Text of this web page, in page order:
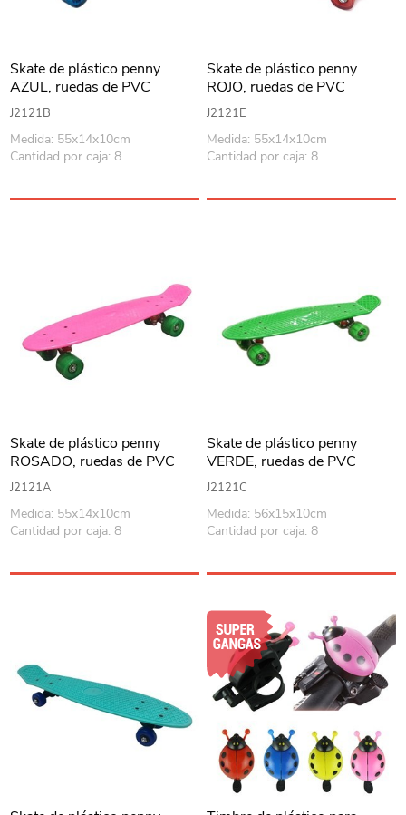
Skate de plástico penny
AZUL, ruedas de PVC
anchas, trucks de metal
J2121B
Medida: 55x14x10cm
Cantidad por caja: 8
Skate de plástico penny
ROJO, ruedas de PVC
anchas, trucks de metal
J2121E
Medida: 55x14x10cm
Cantidad por caja: 8
Skate de plástico penny
ROSADO, ruedas de PVC
anchas, trucks de metal
J2121A
Medida: 55x14x10cm
Cantidad por caja: 8
Skate de plástico penny
VERDE, ruedas de PVC
anchas, trucks de metal
J2121C
Medida: 56x15x10cm
Cantidad por caja: 8